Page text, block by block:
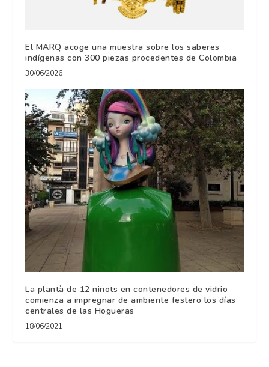
El MARQ acoge una muestra sobre los saberes
indígenas con 300 piezas procedentes de Colombia
30/06/2026
La plantà de 12 ninots en contenedores de vidrio
comienza a impregnar de ambiente festero los días
centrales de las Hogueras
18/06/2021